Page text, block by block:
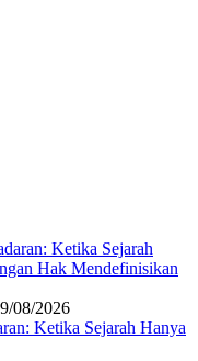
08/2026
Ketika Sejarah Hanya